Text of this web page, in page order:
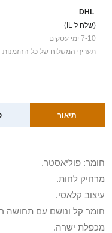
DHL
(שלח ל IL)
7-10 ימי עסקים
תעריף המשלוח של כל ההזמנות הוא
תיאור
חומר: פוליאסטר.
מרחיק לחות.
עיצוב קלאסי.
חומר קל ונושם עם תחושה
מכפלת ישרה.